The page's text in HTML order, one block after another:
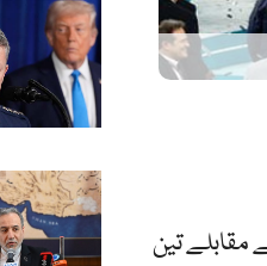
مقابلے تین